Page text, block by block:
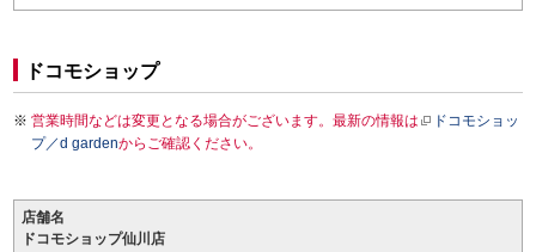
ドコモショップ
営業時間などは変更となる場合がございます。最新の情報は
ドコモショッ
プ／d gardenからご確認ください。
店舗名
ドコモショップ仙川店